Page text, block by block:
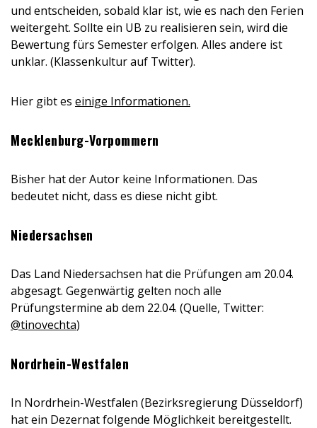
und entscheiden, sobald klar ist, wie es nach den Ferien
weitergeht. Sollte ein UB zu realisieren sein, wird die
Bewertung fürs Semester erfolgen. Alles andere ist
unklar. (Klassenkultur auf Twitter).
Hier gibt es einige Informationen.
Mecklenburg-Vorpommern
Bisher hat der Autor keine Informationen. Das
bedeutet nicht, dass es diese nicht gibt.
Niedersachsen
Das Land Niedersachsen hat die Prüfungen am 20.04.
abgesagt. Gegenwärtig gelten noch alle
Prüfungstermine ab dem 22.04. (Quelle, Twitter:
@tinovechta)
Nordrhein-Westfalen
In Nordrhein-Westfalen (Bezirksregierung Düsseldorf)
hat ein Dezernat folgende Möglichkeit bereitgestellt.